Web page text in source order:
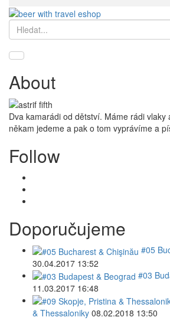
Hledat
About
Dva kamarádi od dětství. Máme rádi vlaky
někam jedeme a pak o tom vyprávíme a
Follow
Doporučujeme
#05
30.04.2017 13:52
#03
11.03.2017 16:48
& Thessaloniky 08.02.2018 13:50